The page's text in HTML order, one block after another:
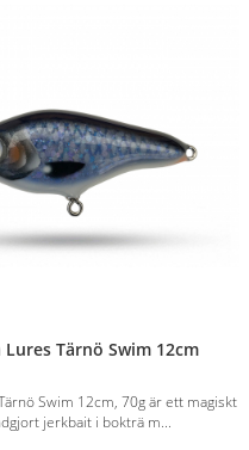
Lures Tärnö Swim 12cm
Swim 12cm, 70g är ett magiskt
jerkbait i bokträ m...